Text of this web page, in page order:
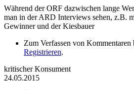
Während der ORF dazwischen lange
man in der ARD Interviews sehen, z.B.
Gewinner und der Kiesbauer
Zum Verfassen von Kommentaren
Registrieren.
kritischer Konsument
24.05.2015